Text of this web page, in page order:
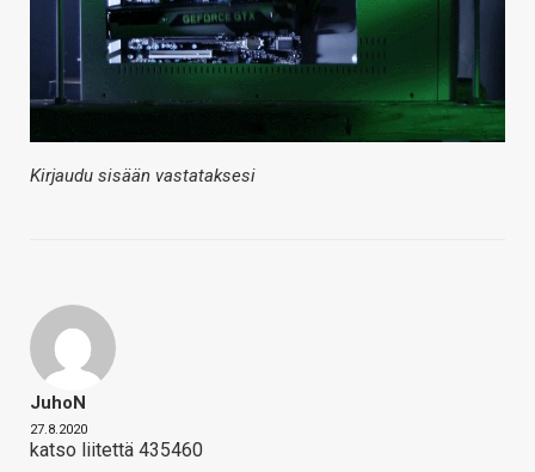
Kirjaudu sisään vastataksesi
JuhoN
27.8.2020
katso liitettä 435460